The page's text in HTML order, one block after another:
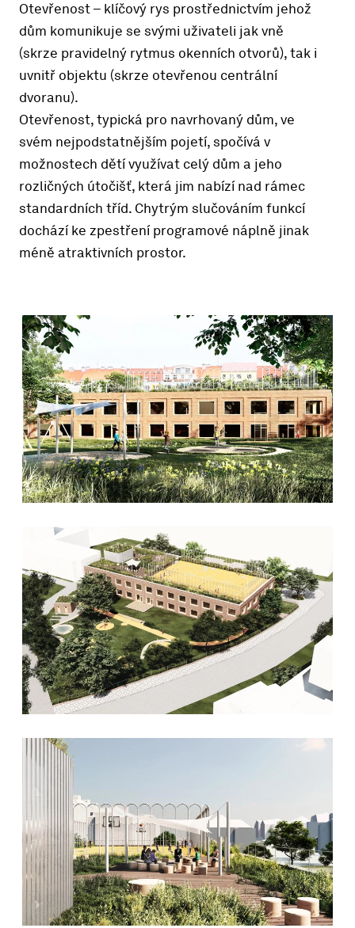
Otevřenost – klíčový rys prostřednictvím jehož
dům komunikuje se svými uživateli jak vně
(skrze pravidelný rytmus okenních otvorů), tak i
uvnitř objektu (skrze otevřenou centrální
dvoranu).
Otevřenost, typická pro navrhovaný dům, ve
svém nejpodstatnějším pojetí, spočívá v
možnostech dětí využívat celý dům a jeho
rozličných útočišť, která jim nabízí nad rámec
standardních tříd. Chytrým slučováním funkcí
dochází ke zpestření programové náplně jinak
méně atraktivních prostor.